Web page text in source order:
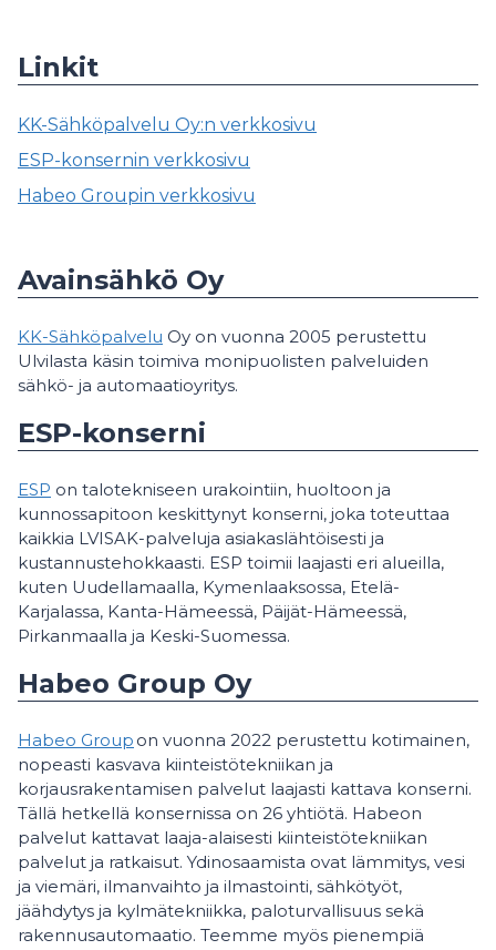
Linkit
KK-Sähköpalvelu Oy:n verkkosivu
ESP-konsernin verkkosivu
Habeo Groupin verkkosivu
Avainsähkö Oy
KK-Sähköpalvelu Oy on vuonna 2005 perustettu
Ulvilasta käsin toimiva monipuolisten palveluiden
sähkö- ja automaatioyritys.
ESP-konserni
ESP on talotekniseen urakointiin, huoltoon ja
kunnossapitoon keskittynyt konserni, joka toteuttaa
kaikkia LVISAK-palveluja asiakaslähtöisesti ja
kustannustehokkaasti. ESP toimii laajasti eri alueilla,
kuten Uudellamaalla, Kymenlaaksossa, Etelä-
Karjalassa, Kanta-Hämeessä, Päijät-Hämeessä,
Pirkanmaalla ja Keski-Suomessa.
Habeo Group Oy
Habeo Group on vuonna 2022 perustettu kotimainen,
nopeasti kasvava kiinteistötekniikan ja
korjausrakentamisen palvelut laajasti kattava konserni.
Tällä hetkellä konsernissa on 26 yhtiötä. Habeon
palvelut kattavat laaja-alaisesti kiinteistötekniikan
palvelut ja ratkaisut. Ydinosaamista ovat lämmitys, vesi
ja viemäri, ilmanvaihto ja ilmastointi, sähkötyöt,
jäähdytys ja kylmätekniikka, paloturvallisuus sekä
rakennusautomaatio. Teemme myös pienempiä